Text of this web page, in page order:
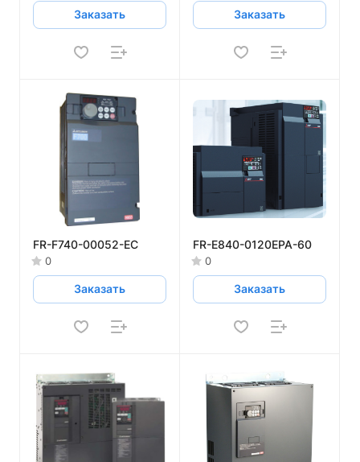
Заказать Заказать
FR-F740-00052-EC
0
Заказать
FR-E840-0120EPA-60
0
Заказать